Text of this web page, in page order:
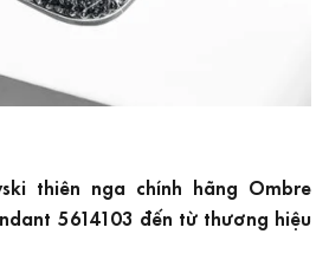
thiên nga chính hãng Ombre
5614103 đến từ thương hiệu